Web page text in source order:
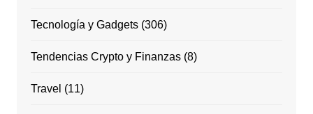
Tecnología y Gadgets(306)
Tendencias Crypto y Finanzas(8)
Travel (11)